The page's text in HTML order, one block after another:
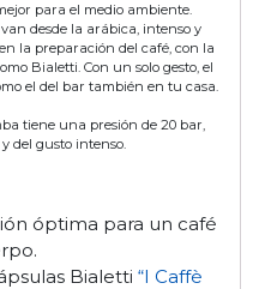
para el medio ambiente.
desde la arábica, intenso y
la preparación del café, con la
Bialetti. Con un solo gesto, el
el del bar también en tu casa.
tiene una presión de 20 bar,
del gusto intenso.
óptima para un café
Bialetti“I Caffè